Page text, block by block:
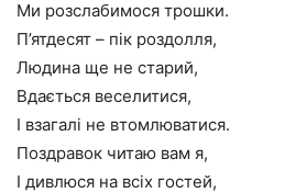
Ми розслабимося трошки.
П’ятдесят – пік роздолля,
Людина ще не старий,
Вдається веселитися,
І взагалі не втомлюватися.
Поздравок читаю вам я,
І дивлюся на всіх гостей,